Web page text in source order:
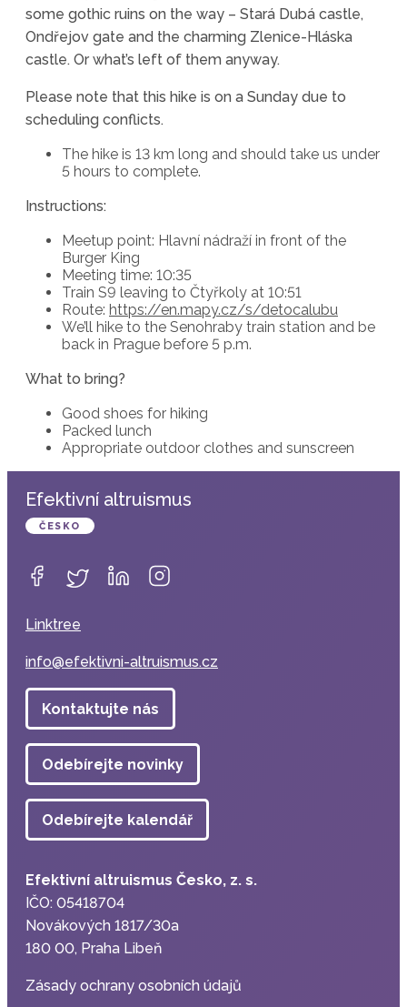
some gothic ruins on the way – Stará Dubá castle,
Ondřejov gate and the charming Zlenice-Hláska
castle. Or what’s left of them anyway.
Please note that this hike is on a Sunday due to
scheduling conflicts.
The hike is 13 km long and should take us under
5 hours to complete.
Instructions:
Meetup point: Hlavní nádraží in front of the
Burger King
Meeting time: 10:35
Train S9 leaving to Čtyřkoly at 10:51
Route: https://en.mapy.cz/s/detocalubu
We’ll hike to the Senohraby train station and be
back in Prague before 5 p.m.
What to bring?
Good shoes for hiking
Packed lunch
Appropriate outdoor clothes and sunscreen
Efektivní altruismus
ČESKO
Linktree
info@efektivni-altruismus.cz
Kontaktujte nás
Odebírejte novinky
Odebírejte kalendář
Efektivní altruismus Česko, z. s.
IČO: 05418704
Novákových 1817/30a
180 00, Praha Libeň
Zásady ochrany osobních údajů